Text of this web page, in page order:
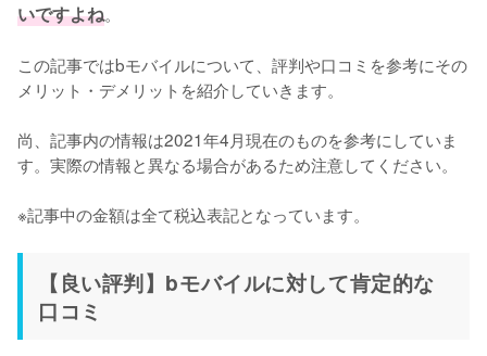
いですよね。
この記事ではbモバイルについて、評判や口コミを参考にその
メリット・デメリットを紹介していきます。
尚、記事内の情報は2021年4月現在のものを参考にしていま
す。実際の情報と異なる場合があるため注意してください。
※記事中の金額は全て税込表記となっています。
【良い評判】bモバイルに対して肯定的な
口コミ